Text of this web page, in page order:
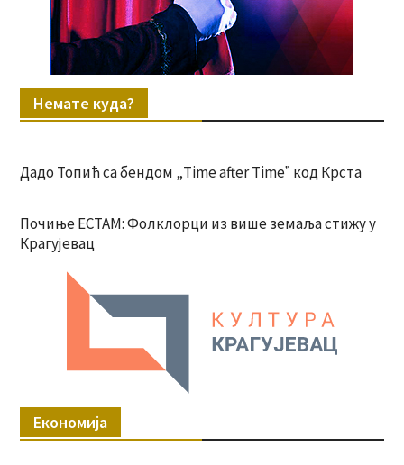
Немате куда?
Дадо Топић са бендом „Time after Timeˮ код Крста
Почиње ЕСТАМ: Фолклорци из више земаља стижу у
Крагујевац
Економија